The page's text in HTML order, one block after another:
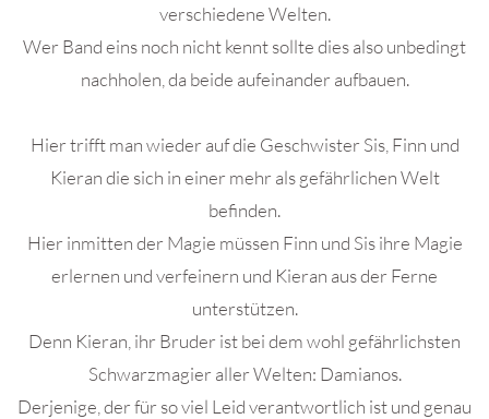
verschiedene Welten.
Wer Band eins noch nicht kennt sollte dies also unbedingt
nachholen, da beide aufeinander aufbauen.
Hier trifft man wieder auf die Geschwister Sis, Finn und
Kieran die sich in einer mehr als gefährlichen Welt
befinden.
Hier inmitten der Magie müssen Finn und Sis ihre Magie
erlernen und verfeinern und Kieran aus der Ferne
unterstützen.
Denn Kieran, ihr Bruder ist bei dem wohl gefährlichsten
Schwarzmagier aller Welten: Damianos.
Derjenige, der für so viel Leid verantwortlich ist und genau